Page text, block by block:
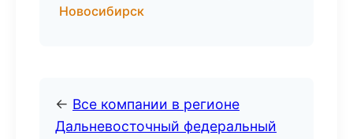
Новосибирск
← Все компании в регионе
Дальневосточный федеральный